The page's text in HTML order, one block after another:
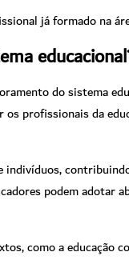
já formado na
do sistema
profissionais da
indivíduos,
podem adotar
como a educação